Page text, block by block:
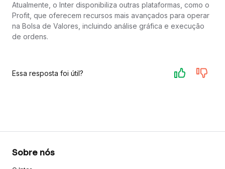
Atualmente, o Inter disponibiliza outras plataformas, como o
Profit, que oferecem recursos mais avançados para operar
na Bolsa de Valores, incluindo análise gráfica e execução
de ordens.
Essa resposta foi útil?
Sobre nós